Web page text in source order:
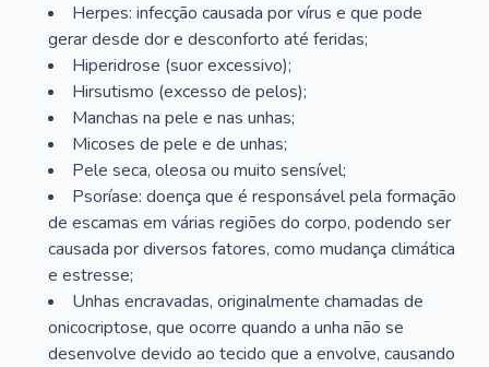
Herpes: infecção causada por vírus e que pode
gerar desde dor e desconforto até feridas;
Hiperidrose (suor excessivo);
Hirsutismo (excesso de pelos);
Manchas na pele e nas unhas;
Micoses de pele e de unhas;
Pele seca, oleosa ou muito sensível;
Psoríase: doença que é responsável pela formação
de escamas em várias regiões do corpo, podendo ser
causada por diversos fatores, como mudança climática
e estresse;
Unhas encravadas, originalmente chamadas de
onicocriptose, que ocorre quando a unha não se
desenvolve devido ao tecido que a envolve, causando